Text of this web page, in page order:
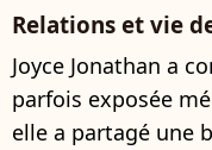
Relations et vie
Joyce Jonathan a
parfois exposée
elle a partagé une